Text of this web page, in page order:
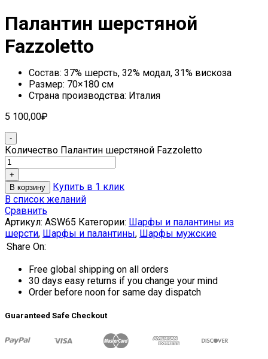
Палантин шерстяной
Fazzoletto
Состав: 37% шерсть, 32% модал, 31% вискоза
Размер: 70×180 см
Страна производства: Италия
5 100,00₽
Количество Палантин шерстяной Fazzoletto
В корзину
Купить в 1 клик
В список желаний
Сравнить
Артикул: ASW65 Категории: Шарфы и палантины из
шерсти, Шарфы и палантины, Шарфы мужские
Share On:
Free global shipping on all orders
30 days easy returns if you change your mind
Order before noon for same day dispatch
Guaranteed Safe Checkout